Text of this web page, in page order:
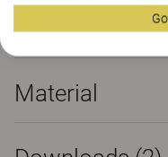
Material Downloads (2)
Material